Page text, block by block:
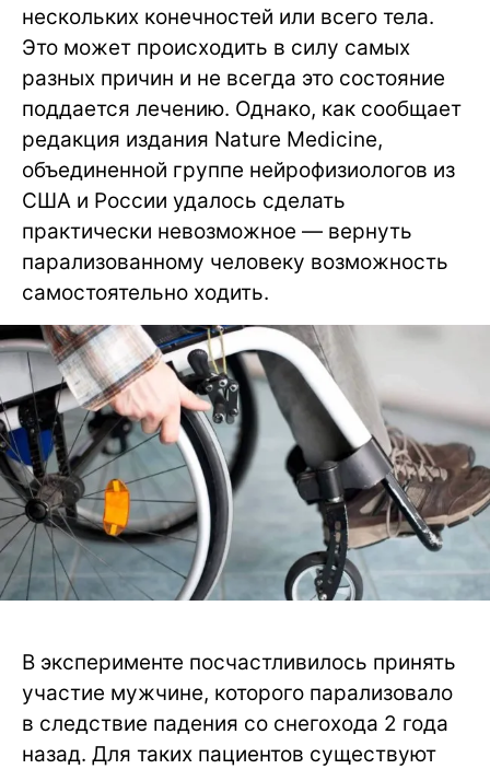
нескольких конечностей или всего тела.
Это может происходить в силу самых
разных причин и не всегда это состояние
поддается лечению. Однако, как сообщает
редакция издания Nature Medicine,
объединенной группе нейрофизиологов из
США и России удалось сделать
практически невозможное — вернуть
парализованному человеку возможность
самостоятельно ходить.
В эксперименте посчастливилось принять
участие мужчине, которого парализовало
в следствие падения со снегохода 2 года
назад. Для таких пациентов существуют